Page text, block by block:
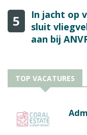
5
In jacht op
sluit
aan bij
TOP VACATURES